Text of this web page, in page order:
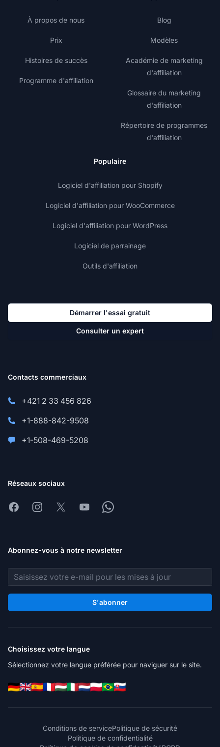
À propos de nous
Prix
Histoires de succès
Programme d'affiliation
Blog
Modèles
Académie de marketing
d'affiliation
Glossaire du marketing
d'affiliation
Répertoire de programmes
d'affiliation
Populaire
Logiciel d'affiliation pour Shopify
Logiciel d'affiliation pour WooCommerce
Logiciel d'affiliation pour WordPress
Logiciel de parrainage
Outils d'affiliation
Démarrer l'essai gratuit
Consulter un expert
Contacts commerciaux
+421 2 33 456 826
+1-888-842-9508
+1-508-469-5208
Réseaux sociaux
FacebookInstagram
X YoutubeWhatsapp
Abonnez-vous à notre newsletter
Adresse e-mail
S'abonner
Choisissez votre langue
Sélectionnez votre langue préférée pour naviguer sur le site.
Conditions de servicePolitique de sécurité
Politique de confidentialité